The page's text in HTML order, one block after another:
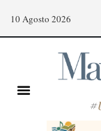
10 Agosto 2026
#